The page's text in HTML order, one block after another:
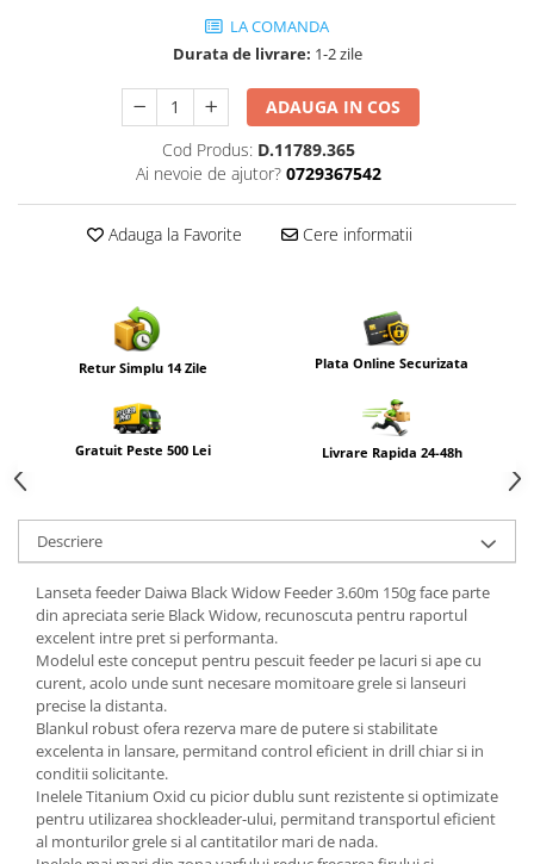
LA COMANDA
Durata de livrare: 1-2 zile
ADAUGA IN COS
Cod Produs: D.11789.365
Ai nevoie de ajutor? 0729367542
Adauga la Favorite Cere informatii
Retur Simplu 14 Zile Plata Online Securizata
Gratuit Peste 500 Lei Livrare Rapida 24-48h
Descriere
Lanseta feeder Daiwa Black Widow Feeder 3.60m 150g face parte
din apreciata serie Black Widow, recunoscuta pentru raportul
excelent intre pret si performanta.
Modelul este conceput pentru pescuit feeder pe lacuri si ape cu
curent, acolo unde sunt necesare momitoare grele si lanseuri
precise la distanta.
Blankul robust ofera rezerva mare de putere si stabilitate
excelenta in lansare, permitand control eficient in drill chiar si in
conditii solicitante.
Inelele Titanium Oxid cu picior dublu sunt rezistente si optimizate
pentru utilizarea shockleader-ului, permitand transportul eficient
al monturilor grele si al cantitatilor mari de nada.